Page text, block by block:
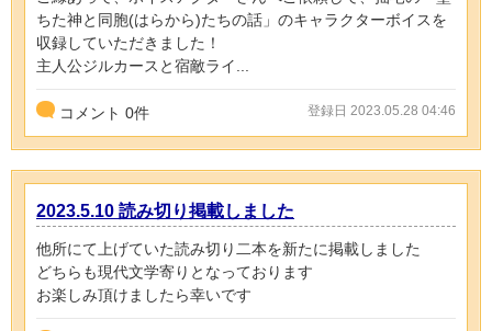
ちた神と同胞(はらから)たちの話」のキャラクターボイスを
収録していただきました！
主人公ジルカースと宿敵ライ...
コメント 0件 登録日 2023.05.28 04:46
2023.5.10 読み切り掲載しました
他所にて上げていた読み切り二本を新たに掲載しました
どちらも現代文学寄りとなっております
お楽しみ頂けましたら幸いです